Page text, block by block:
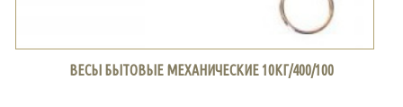
ВЕСЫ БЫТОВЫЕ МЕХАНИЧЕСКИЕ 10КГ/400/100